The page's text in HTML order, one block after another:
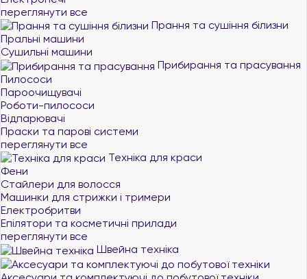
переглянути все
Прання та сушіння білизни
Пральні машини
Сушильні машини
Прибирання та прасування
Пилососи
Пароочищувачі
Роботи-пилососи
Відпарювачі
Праски та парові системи
переглянути все
Техніка для краси
Фени
Стайлери для волосся
Машинки для стрижки і тримери
Електробритви
Епілятори та косметичні прилади
переглянути все
Швейна техніка